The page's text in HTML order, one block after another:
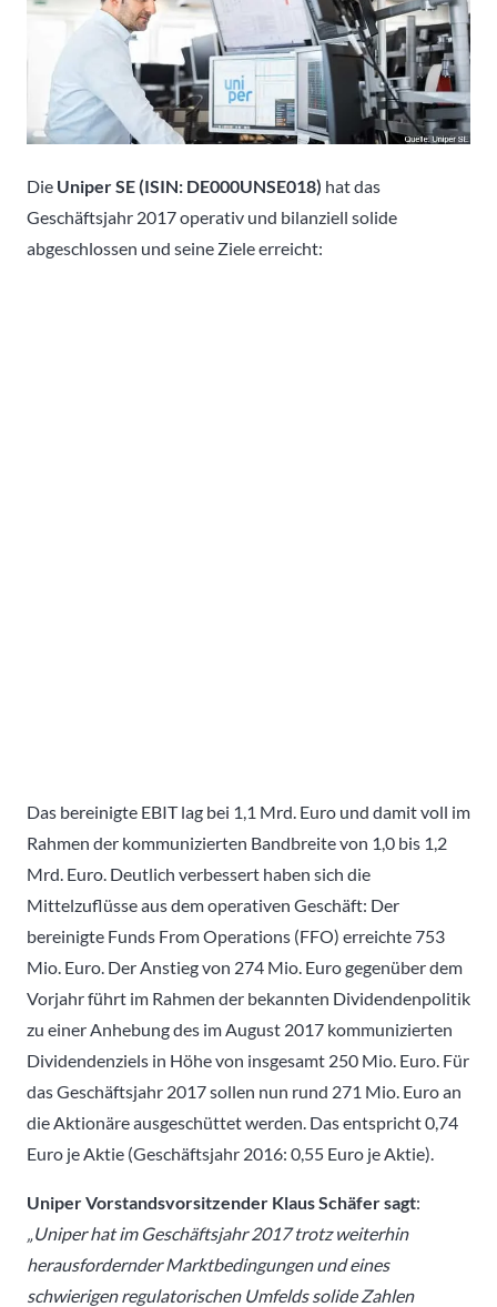
Die Uniper SE (ISIN: DE000UNSE018) hat das
Geschäftsjahr 2017 operativ und bilanziell solide
abgeschlossen und seine Ziele erreicht:
Das bereinigte EBIT lag bei 1,1 Mrd. Euro und damit voll im
Rahmen der kommunizierten Bandbreite von 1,0 bis 1,2
Mrd. Euro. Deutlich verbessert haben sich die
Mittelzuflüsse aus dem operativen Geschäft: Der
bereinigte Funds From Operations (FFO) erreichte 753
Mio. Euro. Der Anstieg von 274 Mio. Euro gegenüber dem
Vorjahr führt im Rahmen der bekannten Dividendenpolitik
zu einer Anhebung des im August 2017 kommunizierten
Dividendenziels in Höhe von insgesamt 250 Mio. Euro. Für
das Geschäftsjahr 2017 sollen nun rund 271 Mio. Euro an
die Aktionäre ausgeschüttet werden. Das entspricht 0,74
Euro je Aktie (Geschäftsjahr 2016: 0,55 Euro je Aktie).
Uniper Vorstandsvorsitzender Klaus Schäfer sagt:
„Uniper hat im Geschäftsjahr 2017 trotz weiterhin
herausfordernder Marktbedingungen und eines
schwierigen regulatorischen Umfelds solide Zahlen